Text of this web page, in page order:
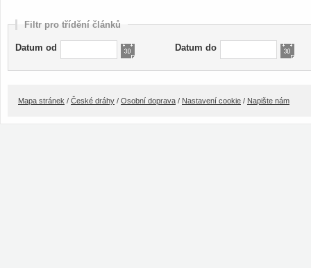
Filtr pro třídění článků
Datum od Datum do
Mapa stránek / České dráhy / Osobní doprava / Nastavení cookie / Napište nám